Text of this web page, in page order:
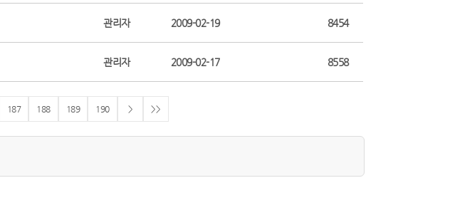
관리자 2009-02-19 8454
관리자 2009-02-17 8558
187 188 189 190 > >>